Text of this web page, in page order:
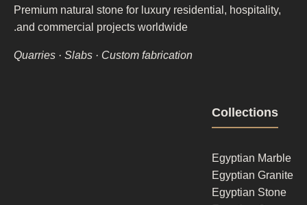
Premium natural stone for luxury residential, hospitality,
and commercial projects worldwide.
Quarries · Slabs · Custom fabrication
Footer
column
1
Collections
Egyptian Marble
Egyptian Granite
Egyptian Stone